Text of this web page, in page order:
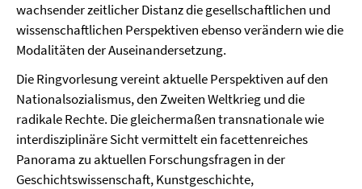
wachsender zeitlicher Distanz die gesellschaftlichen und
wissenschaftlichen Perspektiven ebenso verändern wie die
Modalitäten der Auseinandersetzung.
Die Ringvorlesung vereint aktuelle Perspektiven auf den
Nationalsozialismus, den Zweiten Weltkrieg und die
radikale Rechte. Die gleichermaßen transnationale wie
interdisziplinäre Sicht vermittelt ein facettenreiches
Panorama zu aktuellen Forschungsfragen in der
Geschichtswissenschaft, Kunstgeschichte,